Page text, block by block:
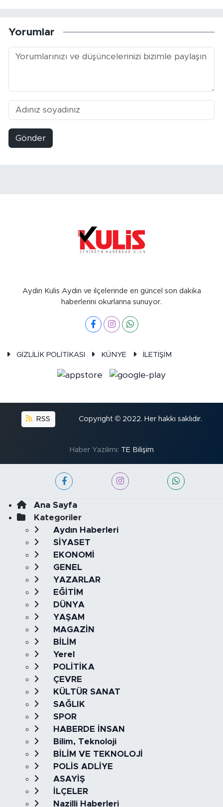
Yorumlar
Gönder
Aydın Kulis Aydın ve ilçelerinde en güncel son dakika
haberlerini okurlarına sunuyor.
GİZLİLİK POLİTİKASI KÜNYE İLETİŞİM
RSS Copyright © 2022. Her hakkı saklıdır.
Haber Yazılımı: TE Bilişim
Ana Sayfa
Kategoriler
Aydın Haberleri
SİYASET
EKONOMİ
GENEL
YAZARLAR
EĞİTİM
DÜNYA
YAŞAM
MAGAZİN
BİLİM
Yerel
POLİTİKA
ÇEVRE
KÜLTÜR SANAT
SAĞLIK
SPOR
HABERDE İNSAN
Bilim, Teknoloji
BİLİM VE TEKNOLOJİ
POLİS ADLİYE
ASAYİŞ
İLÇELER
Nazilli Haberleri